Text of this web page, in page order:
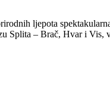
ljepota
Splita – Brač, Hvar i Vis,